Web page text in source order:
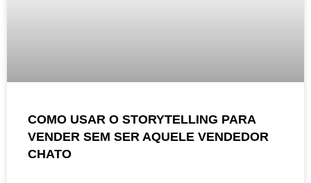
COMO USAR O STORYTELLING PARA
VENDER SEM SER AQUELE VENDEDOR
CHATO